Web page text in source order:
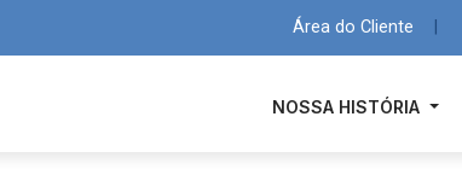
Área do Cliente
NOSSA HISTÓRIA